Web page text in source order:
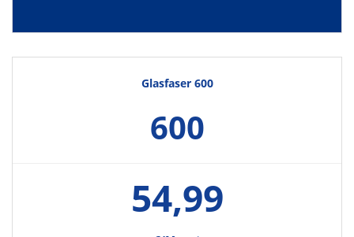
Glasfaser 600
600
54,99